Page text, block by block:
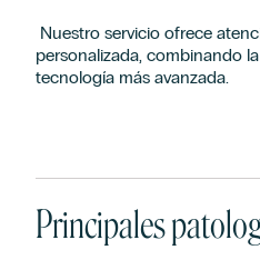
Nuestro servicio ofrece
personalizada, combinando
tecnología más avanzada.
Principales